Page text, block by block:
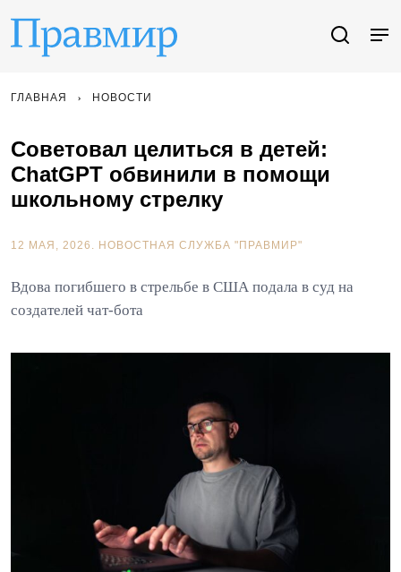
ГЛАВНАЯ НОВОСТИ
Советовал целиться в детей:
ChatGPT обвинили в помощи
школьному стрелку
12 МАЯ, 2026. НОВОСТНАЯ СЛУЖБА "ПРАВМИР"
Вдова погибшего в стрельбе в США подала в суд на
создателей чат-бота